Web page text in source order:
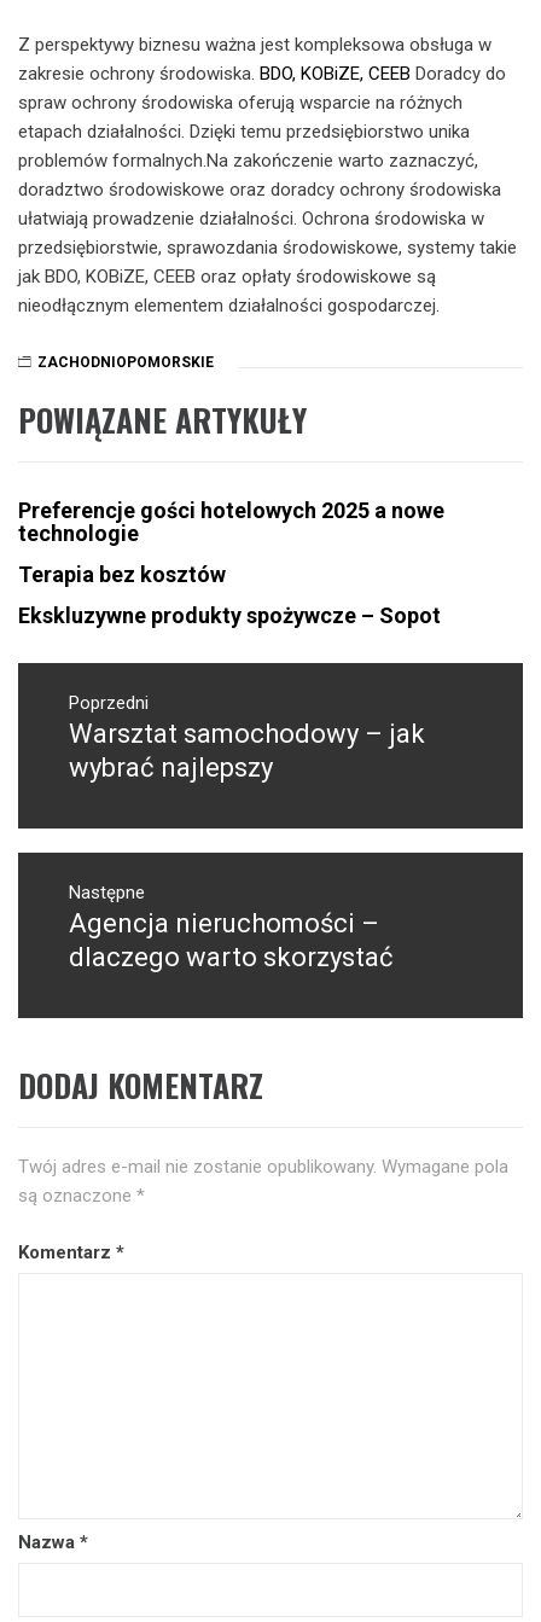
Z perspektywy biznesu ważna jest kompleksowa obsługa w
zakresie ochrony środowiska. BDO, KOBiZE, CEEB Doradcy do
spraw ochrony środowiska oferują wsparcie na różnych
etapach działalności. Dzięki temu przedsiębiorstwo unika
problemów formalnych.Na zakończenie warto zaznaczyć,
doradztwo środowiskowe oraz doradcy ochrony środowiska
ułatwiają prowadzenie działalności. Ochrona środowiska w
przedsiębiorstwie, sprawozdania środowiskowe, systemy takie
jak BDO, KOBiZE, CEEB oraz opłaty środowiskowe są
nieodłącznym elementem działalności gospodarczej.
ZACHODNIOPOMORSKIE
POWIĄZANE ARTYKUŁY
Preferencje gości hotelowych 2025 a nowe
technologie
Terapia bez kosztów
Ekskluzywne produkty spożywcze – Sopot
Nawigacja
wpisuPoprzedni
Poprzedni
wpis:
Warsztat samochodowy – jak
wybrać najlepszy
Następne
Następny
post:
Agencja nieruchomości –
dlaczego warto skorzystać
DODAJ KOMENTARZ
Twój adres e-mail nie zostanie opublikowany. Wymagane pola
są oznaczone *
Komentarz *
Nazwa *